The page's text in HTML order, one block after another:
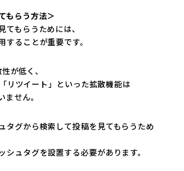
もらう方法＞
てもらうためには、
することが重要です。
が低く、
ツイート」といった拡散機能は
せん。
タグから検索して投稿を見てもらうため
シュタグを設置する必要があります。